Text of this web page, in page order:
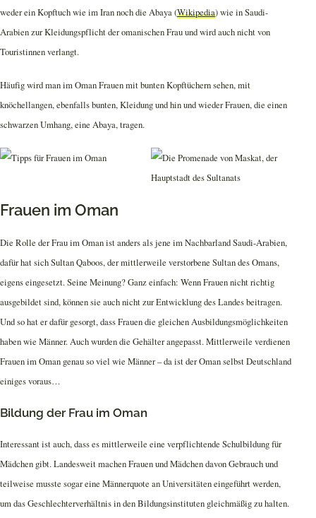
weder ein Kopftuch wie im Iran noch die Abaya (Wikipedia) wie in Saudi-
Arabien zur Kleidungspflicht der omanischen Frau und wird auch nicht von
Touristinnen verlangt.
Häufig wird man im Oman Frauen mit bunten Kopftüchern sehen, mit
knöchellangen, ebenfalls bunten, Kleidung und hin und wieder Frauen, die einen
schwarzen Umhang, eine Abaya, tragen.
Frauen im Oman
Die Rolle der Frau im Oman ist anders als jene im Nachbarland Saudi-Arabien,
dafür hat sich Sultan Qaboos, der mittlerweile verstorbene Sultan des Omans,
eigens eingesetzt. Seine Meinung? Ganz einfach: Wenn Frauen nicht richtig
ausgebildet sind, können sie auch nicht zur Entwicklung des Landes beitragen.
Und so hat er dafür gesorgt, dass Frauen die gleichen Ausbildungsmöglichkeiten
haben wie Männer. Auch wurden die Gehälter angepasst. Mittlerweile verdienen
Frauen im Oman genau so viel wie Männer – da ist der Oman selbst Deutschland
einiges voraus…
Bildung der Frau im Oman
Interessant ist auch, dass es mittlerweile eine verpflichtende Schulbildung für
Mädchen gibt. Landesweit machen Frauen und Mädchen davon Gebrauch und
teilweise musste sogar eine Männerquote an Universitäten eingeführt werden,
um das Geschlechterverhältnis in den Bildungsinstituten gleichmäßig zu halten.